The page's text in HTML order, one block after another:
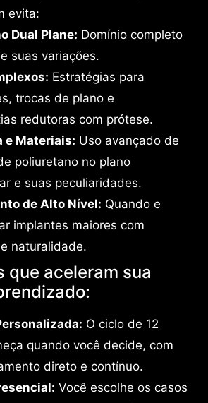
evita:
Dual Plane: Domínio completo
suas variações.
Estratégias para
trocas de plano e
redutoras com prótese.
e Materiais: Uso avançado de
poliuretano no plano
e suas peculiaridades.
de Alto Nível: Quando e
implantes maiores com
naturalidade.
que aceleram sua
O ciclo de 12
quando você decide, com
direto e contínuo.
Você escolhe os casos